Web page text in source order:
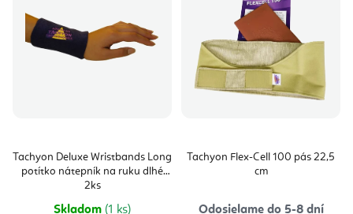
Tachyon Deluxe Wristbands Long
potítko nátepník na ruku dlhé
2ks
Skladom (1 ks)
Tachyon Flex-Cell 100 pás 22,5
cm
Odosielame do 5-8 dní